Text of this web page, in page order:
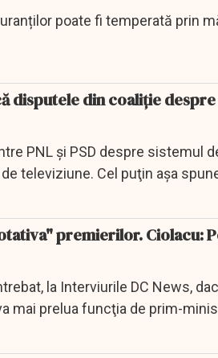
poate fi temperată prin
disputele din coaliţie
PNL şi PSD despre sistemul
televiziune. Cel puţin aşa
premierilor. Ciolacu:
la Interviurile DC News,
mai prelua funcţia de prim-